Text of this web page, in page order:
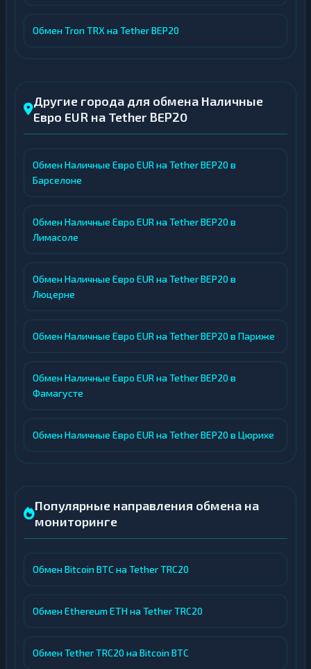
Обмен Tron TRX на Tether BEP20
Другие города для обмена Наличные
Евро EUR на Tether BEP20
Обмен Наличные Евро EUR на Tether BEP20 в
Барселоне
Обмен Наличные Евро EUR на Tether BEP20 в
Лимасоле
Обмен Наличные Евро EUR на Tether BEP20 в
Люцерне
Обмен Наличные Евро EUR на Tether BEP20 в Париже
Обмен Наличные Евро EUR на Tether BEP20 в
Фамагусте
Обмен Наличные Евро EUR на Tether BEP20 в Цюрихе
Популярные направления обмена на
мониторинге
Обмен Bitcoin BTC на Tether TRC20
Обмен Ethereum ETH на Tether TRC20
Обмен Tether TRC20 на Bitcoin BTC